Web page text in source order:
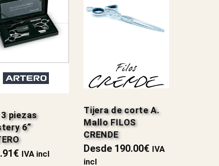
piezas
6”
€ IVA incl
Tijera de corte A.
Mallo FILOS
CRENDE
Desde 190.00€ IVA
incl